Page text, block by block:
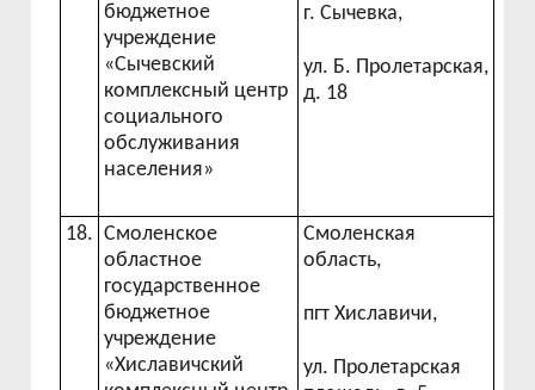
бюджетное
учреждение
«Сычевский
комплексный центр
социального
обслуживания
населения»
г. Сычевка,
ул. Б. Пролетарская,
д. 18
18. Смоленское
областное
государственное
бюджетное
учреждение
«Хиславичский
Смоленская
область,
пгт Хиславичи,
ул. Пролетарская